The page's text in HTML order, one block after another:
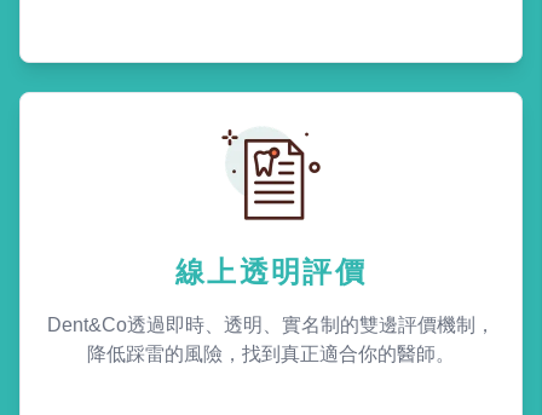
線上透明評價
Dent&Co透過即時、透明、實名制的雙邊評價機制，
降低踩雷的風險，找到真正適合你的醫師。